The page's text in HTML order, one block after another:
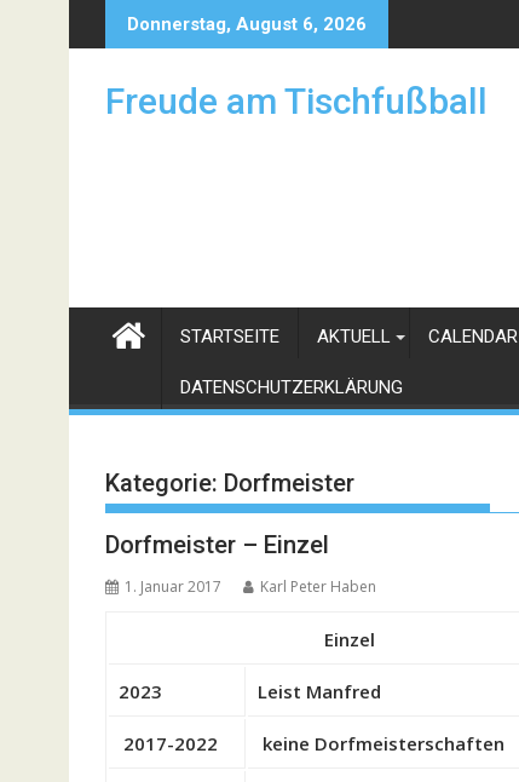
to
Donnerstag, August 6, 2026
Freude am Tischfußball
STARTSEITE AKTUELL CALENDAR
DATENSCHUTZERKLÄRUNG
Kategorie: Dorfmeister
Dorfmeister – Einzel
1. Januar 2017 Karl Peter Haben
Einzel
2023 Leist Manfred
2017-2022 keine Dorfmeisterschaften